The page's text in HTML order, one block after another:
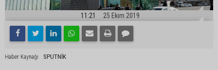
11:21 25 Ekim 2019
Haber Kaynağı SPUTNİK